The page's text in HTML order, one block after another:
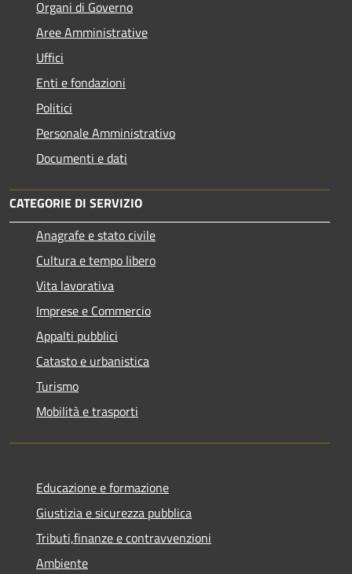
Organi di Governo
Aree Amministrative
Uffici
Enti e fondazioni
Politici
Personale Amministrativo
Documenti e dati
CATEGORIE DI SERVIZIO
Anagrafe e stato civile
Cultura e tempo libero
Vita lavorativa
Imprese e Commercio
Appalti pubblici
Catasto e urbanistica
Turismo
Mobilità e trasporti
Educazione e formazione
Giustizia e sicurezza pubblica
Tributi,finanze e contravvenzioni
Ambiente